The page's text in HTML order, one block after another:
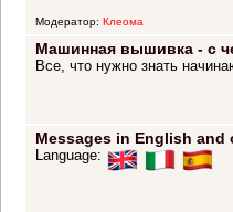
Модератор: Клеома
Машинная вышивка - с
Все, что нужно знать
Messages in English and
Language: